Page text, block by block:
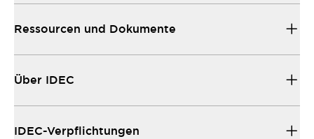
Ressourcen und Dokumente
Über IDEC
IDEC-Verpflichtungen